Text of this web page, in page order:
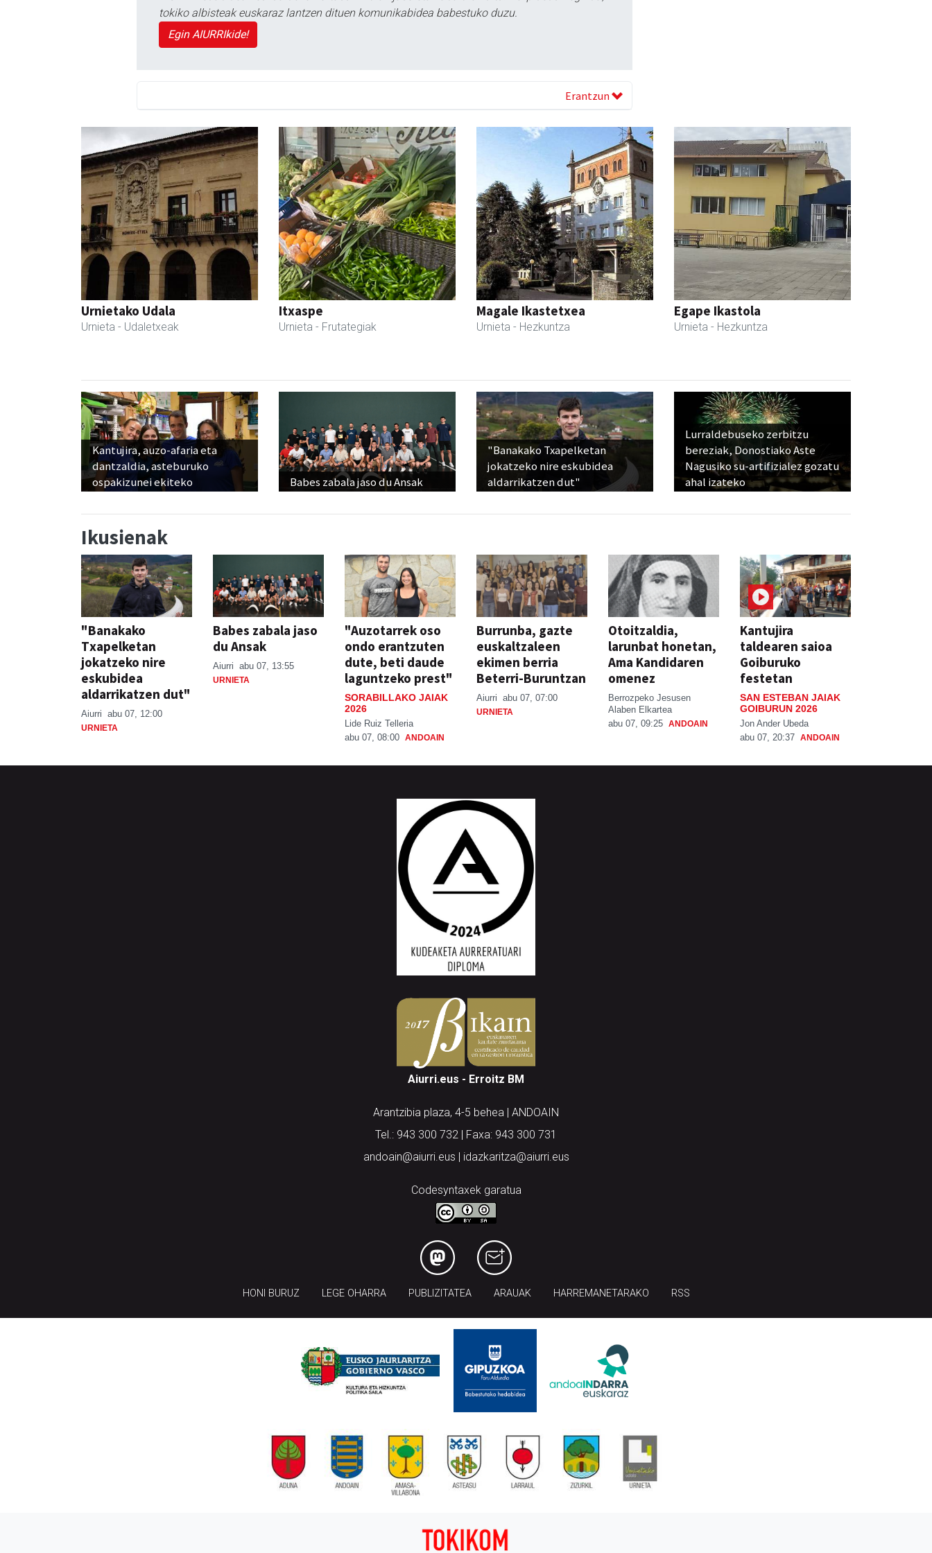
tokiko albisteak euskaraz lantzen dituen komunikabidea babestuko duzu.
Egin AIURRIkide!
Erantzun
Urnietako Udala
Urnieta - Udaletxeak
Itxaspe
Urnieta - Frutategiak
Magale Ikastetxea
Urnieta - Hezkuntza
Egape Ikastola
Urnieta - Hezkuntza
Kantujira, auzo-afaria eta
dantzaldia, asteburuko
ospakizunei ekiteko
Babes zabala jaso du Ansak
"Banakako Txapelketan
jokatzeko nire eskubidea
aldarrikatzen dut"
Lurraldebuseko zerbitzu
bereziak, Donostiako Aste
Nagusiko su-artifizialez gozatu
ahal izateko
Ikusienak
"Banakako
Txapelketan
jokatzeko nire
eskubidea
aldarrikatzen dut"
Aiurri abu 07, 12:00
URNIETA
Babes zabala jaso
du Ansak
Aiurri abu 07, 13:55
URNIETA
"Auzotarrek oso
ondo erantzuten
dute, beti daude
laguntzeko prest"
SORABILLAKO JAIAK
2026
Lide Ruiz Telleria
abu 07, 08:00 ANDOAIN
Burrunba, gazte
euskaltzaleen
ekimen berria
Beterri-Buruntzan
Aiurri abu 07, 07:00
URNIETA
Otoitzaldia,
larunbat honetan,
Ama Kandidaren
omenez
Berrozpeko Jesusen
Alaben Elkartea
abu 07, 09:25 ANDOAIN
Kantujira
taldearen saioa
Goiburuko
festetan
SAN ESTEBAN JAIAK
GOIBURUN 2026
Jon Ander Ubeda
abu 07, 20:37 ANDOAIN
Aiurri.eus - Erroitz BM
Arantzibia plaza, 4-5 behea | ANDOAIN
Tel.: 943 300 732 | Faxa: 943 300 731
andoain@aiurri.eus | idazkaritza@aiurri.eus
Codesyntaxek garatua
HONI BURUZ LEGE OHARRA PUBLIZITATEA ARAUAK HARREMANETARAKO RSS